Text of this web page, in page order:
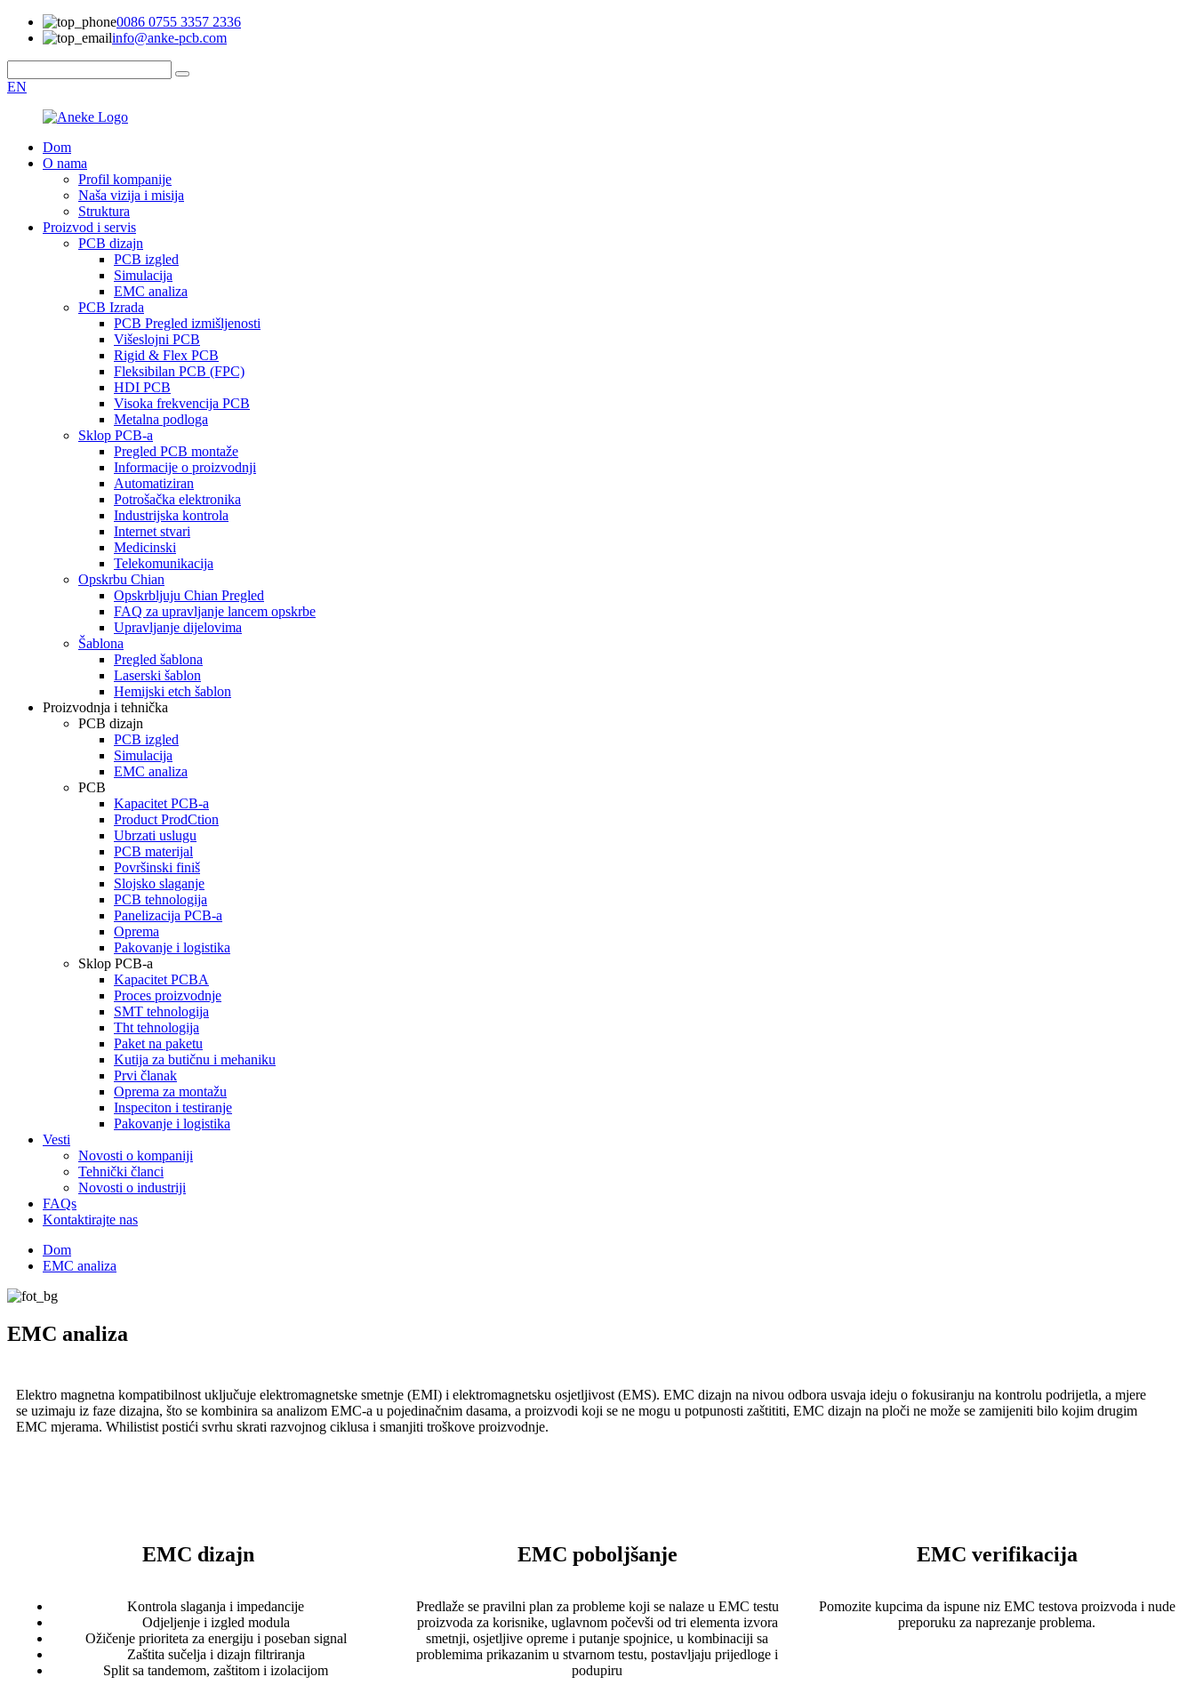
0086 0755 3357 2336
info@anke-pcb.com
EN
Dom
O nama
Profil kompanije
Naša vizija i misija
Struktura
Proizvod i servis
PCB dizajn
PCB izgled
Simulacija
EMC analiza
PCB Izrada
PCB Pregled izmišljenosti
Višeslojni PCB
Rigid & Flex PCB
Fleksibilan PCB (FPC)
HDI PCB
Visoka frekvencija PCB
Metalna podloga
Sklop PCB-a
Pregled PCB montaže
Informacije o proizvodnji
Automatiziran
Potrošačka elektronika
Industrijska kontrola
Internet stvari
Medicinski
Telekomunikacija
Opskrbu Chian
Opskrbljuju Chian Pregled
FAQ za upravljanje lancem opskrbe
Upravljanje dijelovima
Šablona
Pregled šablona
Laserski šablon
Hemijski etch šablon
Proizvodnja i tehnička
PCB dizajn
PCB izgled
Simulacija
EMC analiza
PCB
Kapacitet PCB-a
Product ProdCtion
Ubrzati uslugu
PCB materijal
Površinski finiš
Slojsko slaganje
PCB tehnologija
Panelizacija PCB-a
Oprema
Pakovanje i logistika
Sklop PCB-a
Kapacitet PCBA
Proces proizvodnje
SMT tehnologija
Tht tehnologija
Paket na paketu
Kutija za butičnu i mehaniku
Prvi članak
Oprema za montažu
Inspeciton i testiranje
Pakovanje i logistika
Vesti
Novosti o kompaniji
Tehnički članci
Novosti o industriji
FAQs
Kontaktirajte nas
Dom
EMC analiza
EMC analiza
Elektro magnetna kompatibilnost uključuje elektromagnetske smetnje (EMI) i elektromagnetsku osjetljivost (EMS). EMC dizajn na nivou odbora usvaja ideju o fokusiranju na kontrolu podrijetla, a mjere
se uzimaju iz faze dizajna, što se kombinira sa analizom EMC-a u pojedinačnim dasama, a proizvodi koji se ne mogu u potpunosti zaštititi, EMC dizajn na ploči ne može se zamijeniti bilo kojim drugim
EMC mjerama. Whilistist postići svrhu skrati razvojnog ciklusa i smanjiti troškove proizvodnje.
EMC dizajn
Kontrola slaganja i impedancije
Odjeljenje i izgled modula
Ožičenje prioriteta za energiju i poseban signal
Zaštita sučelja i dizajn filtriranja
Split sa tandemom, zaštitom i izolacijom
EMC poboljšanje
Predlaže se pravilni plan za probleme koji se nalaze u EMC testu
proizvoda za korisnike, uglavnom počevši od tri elementa izvora
smetnji, osjetljive opreme i putanje spojnice, u kombinaciji sa
problemima prikazanim u stvarnom testu, postavljaju prijedloge i
podupiru
EMC verifikacija
Pomozite kupcima da ispune niz EMC testova proizvoda i nude
preporuku za naprezanje problema.